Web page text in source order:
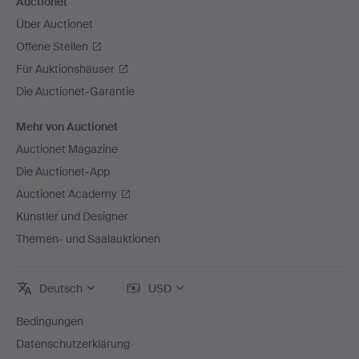
Über Auctionet
Offene Stellen
Für Auktionshäuser
Die Auctionet-Garantie
Mehr von Auctionet
Auctionet Magazine
Die Auctionet-App
Auctionet Academy
Künstler und Designer
Themen- und Saalauktionen
Deutsch USD
Bedingungen
Datenschutzerklärung